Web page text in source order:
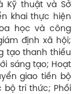
Kỹ thuật và Sở
khai thực hiện
học và công
định xã hội;
tạo thanh thiếu
sáng tạo; Hoạt
giao tiến bộ
bộ trí thức; Phối